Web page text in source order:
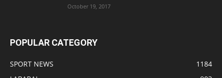
October 19, 2017
POPULAR CATEGORY
SPORT NEWS
1184